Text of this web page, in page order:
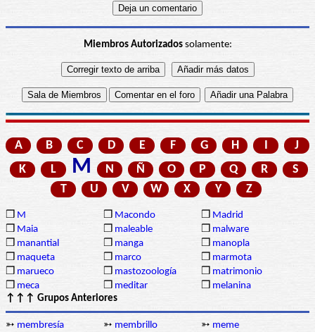
Miembros Autorizadossolamente:
A B C D E F G H I
J
K
L M N Ñ O P Q R
S
T
U V W X Y Z
❒ M ❒ Macondo ❒ Madrid
❒ Maia ❒ maleable ❒ malware
❒ manantial ❒ manga ❒ manopla
❒ maqueta ❒ marco ❒ marmota
❒ marueco ❒ mastozoología ❒ matrimonio
❒ meca ❒ meditar ❒ melanina
↑↑↑ Grupos Anteriores
➳ membresía ➳ membrillo ➳ meme